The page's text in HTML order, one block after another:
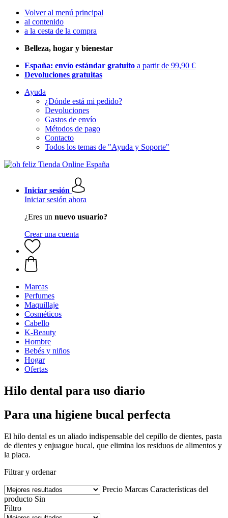
Volver al menú principal
al contenido
a la cesta de la compra
Belleza, hogar y bienestar
España: envío estándar gratuito a partir de 99,90 €
Devoluciones gratuitas
Ayuda
¿Dónde está mi pedido?
Devoluciones
Gastos de envío
Métodos de pago
Contacto
Todos los temas de "Ayuda y Soporte"
Iniciar sesión
Iniciar sesión ahora
¿Eres un nuevo usuario?
Crear una cuenta
Marcas
Perfumes
Maquillaje
Cosméticos
Cabello
K-Beauty
Hombre
Bebés y niños
Hogar
Ofertas
Hilo dental para uso diario
Para una higiene bucal perfecta
El hilo dental es un aliado indispensable del cepillo de dientes, pasta
de dientes y enjuague bucal, que elimina los residuos de alimentos y
la placa.
Filtrar y ordenar
Precio Marcas Características del
producto Sin
Filtro